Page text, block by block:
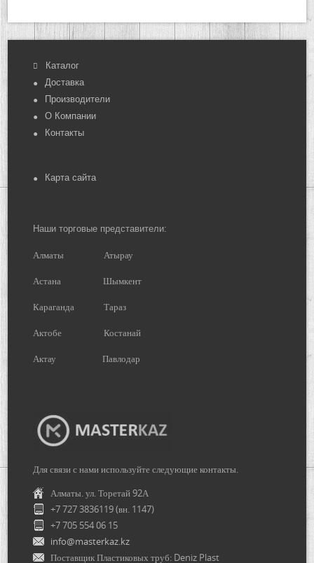
Каталог
Доставка
Производители
О Компании
Контакты
Карта сайта
Наши торговые представители:
Алматы Атырау
Астана Шымкент
Караганда Тараз
Актобе Костанай
Актау Павлодар
Для связи с нами используйте следующие контакты.
Алматы. ул. Торетай 92А
+7 727 3836119 (вн. 1147)
+7 705 554 06 15
info@masterkaz.kz
Поставщик Пластиковых труб: Deniz Plast